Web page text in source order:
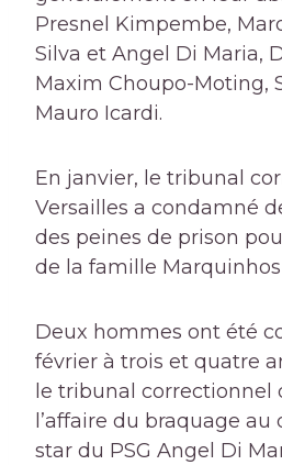
Presnel Kimpembe,
Silva et Angel Di Maria,
Maxim Choupo-Moting,
Mauro Icardi.
En janvier, le tribunal
Versailles a condamné
des peines de prison
de la famille Marquinhos
Deux hommes ont été
février à trois et quatre
le tribunal correctionnel
l’affaire du braquage au
star du PSG Angel Di